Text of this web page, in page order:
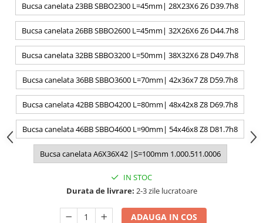
Bucsa canelata 23BB SBBO2300 L=45mm| 28X23X6 Z6 D39.7h8
Bucsa canelata 26BB SBBO2600 L=45mm| 32X26X6 Z6 D44.7h8
Bucsa canelata 32BB SBBO3200 L=50mm| 38X32X6 Z8 D49.7h8
Bucsa canelata 36BB SBBO3600 L=70mm| 42x36x7 Z8 D59.7h8
Bucsa canelata 42BB SBBO4200 L=80mm| 48x42x8 Z8 D69.7h8
Bucsa canelata 46BB SBBO4600 L=90mm| 54x46x8 Z8 D81.7h8
Bucsa canelata A6X36X42 |S=100mm 1.000.511.0006
IN STOC
Durata de livrare: 2-3 zile lucratoare
ADAUGA IN COS